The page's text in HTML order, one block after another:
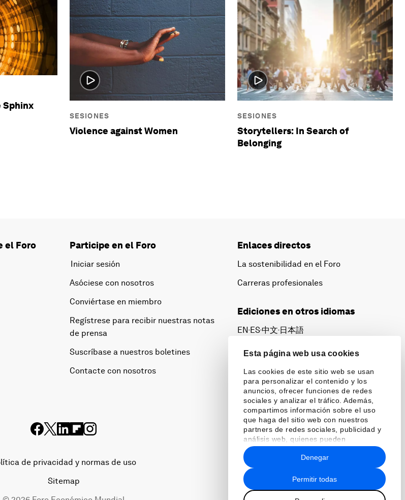
Esta página web usa cookies
Las cookies de este sitio web se usan
para personalizar el contenido y los
anuncios, ofrecer funciones de redes
sociales y analizar el tráfico. Además,
compartimos información sobre el uso
que haga del sitio web con nuestros
partners de redes sociales, publicidad y
análisis web, quienes pueden
combinarla con otra información que les
haya proporcionado o que hayan
recopilado a partir del uso que haya
hecho de sus servicios.
Permitir todas
Denegar
Sphinx
SESIONES
Violence against Women
SESIONES
Storytellers: In Search of
Belonging
el Foro Participe en el Foro
Iniciar sesión
Asóciese con nosotros
Conviértase en miembro
Regístrese para recibir nuestras notas
de prensa
Suscríbase a nuestros boletines
Contacte con nosotros
Enlaces directos
La sostenibilidad en el Foro
Carreras profesionales
Ediciones en otros idiomas
EN▪ES▪中文▪ 日本語
de privacidad y normas de uso
Sitemap